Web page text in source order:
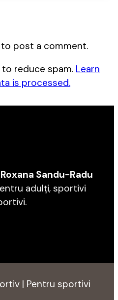
to post a comment.
reduce spam. Learn
is processed.
Sandu-Radu
adulți, sportivi
| Pentru sportivi